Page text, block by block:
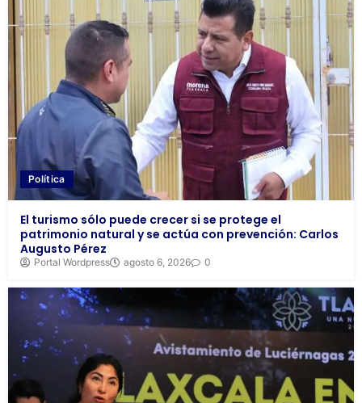
Política
El turismo sólo puede crecer si se protege el
patrimonio natural y se actúa con prevención: Carlos
Augusto Pérez
Portal Wordpress agosto 6, 2026 0